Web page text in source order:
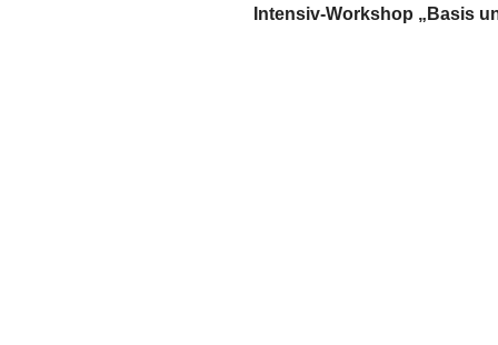
Intensiv-Workshop „Basis